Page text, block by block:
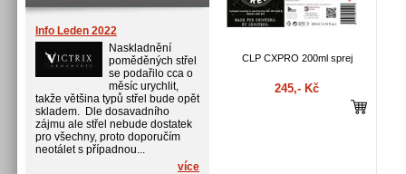
Info Leden 2022
Naskladnění
poměděných střel
se podařilo cca o
měsíc urychlit,
takže většina typů střel bude opět
skladem. Dle dosavadního
zájmu ale střel nebude dostatek
pro všechny, proto doporučím
neotálet s případnou...
více
CLP CXPRO 200ml sprej
245,- Kč